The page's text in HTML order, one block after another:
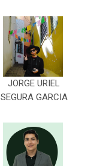
JORGE URIEL
SEGURA GARCIA